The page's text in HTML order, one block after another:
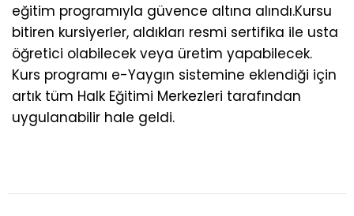
eğitim programıyla güvence altına alındı.Kursu
bitiren kursiyerler, aldıkları resmi sertifika ile usta
öğretici olabilecek veya üretim yapabilecek.
Kurs programı e-Yaygın sistemine eklendiği için
artık tüm Halk Eğitimi Merkezleri tarafından
uygulanabilir hale geldi.